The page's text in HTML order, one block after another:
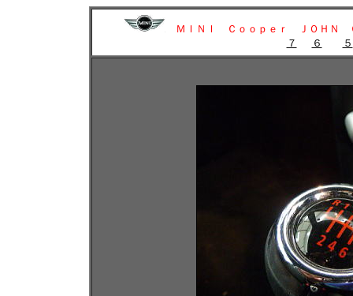
ＭＩＮＩ Ｃｏｏｐｅｒ ＪＯＨＮ
７
６ ５